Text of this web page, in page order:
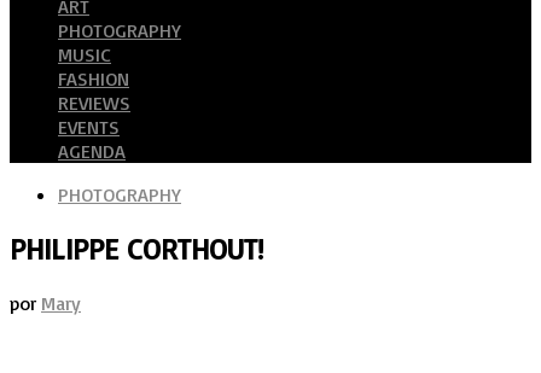
ART
PHOTOGRAPHY
MUSIC
FASHION
REVIEWS
EVENTS
AGENDA
PHOTOGRAPHY
PHILIPPE CORTHOUT!
por Mary